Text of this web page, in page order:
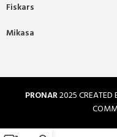
Fiskars
Mikasa
PRONAR2025 CREATED